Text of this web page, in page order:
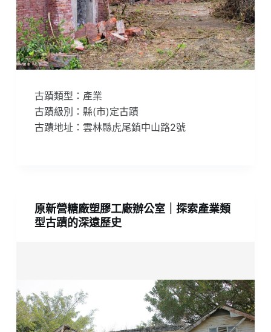
古蹟類型：產業
古蹟級別：縣(市)定古蹟
古蹟地址：雲林縣虎尾鎮中山路2號
原新營糖廠塑膠工廠辦公室｜探索產業類
型古蹟的深遠歷史